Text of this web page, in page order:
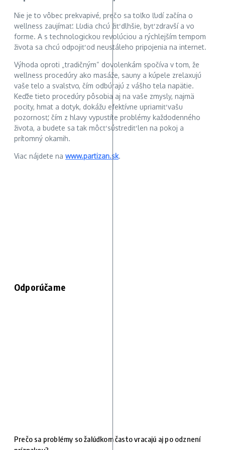
Nie je to vôbec prekvapivé, prečo sa toľko ľudí začína o
wellness zaujímať. Ľudia chcú žiť dlhšie, byť zdravší a vo
forme. A s technologickou revolúciou a rýchlejším tempom
života sa chcú odpojiť od neustáleho pripojenia na internet.
Výhoda oproti „tradičným“ dovolenkám spočíva v tom, že
wellness procedúry ako masáže, sauny a kúpele zrelaxujú
vaše telo a svalstvo, čím odbúrajú z vášho tela napätie.
Keďže tieto procedúry pôsobia aj na vaše zmysly, najmä
pocity, hmat a dotyk, dokážu efektívne upriamiť vašu
pozornosť, čím z hlavy vypustíte problémy každodenného
života, a budete sa tak môcť sústrediť len na pokoj a
prítomný okamih.
Viac nájdete na www.partizan.sk.
Odporúčame
Prečo sa problémy so žalúdkom často vracajú aj po odznení